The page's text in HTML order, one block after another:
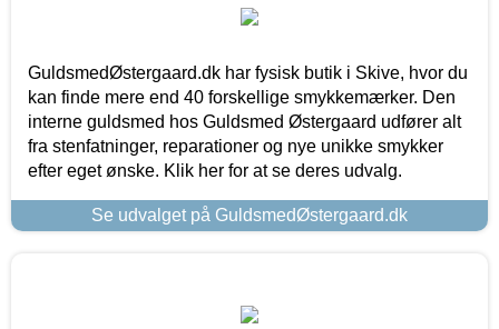
GuldsmedØstergaard.dk har fysisk butik i Skive, hvor du
kan finde mere end 40 forskellige smykkemærker. Den
interne guldsmed hos Guldsmed Østergaard udfører alt
fra stenfatninger, reparationer og nye unikke smykker
efter eget ønske. Klik her for at se deres udvalg.
Se udvalget på GuldsmedØstergaard.dk